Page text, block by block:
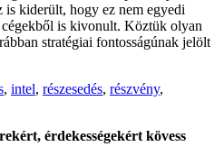
is kiderült, hogy ez nem egyedi
is kivonult. Köztük olyan
stratégiai fontosságúnak jelölt
, intel, részesedés, részvény,
érdekességekért kövess